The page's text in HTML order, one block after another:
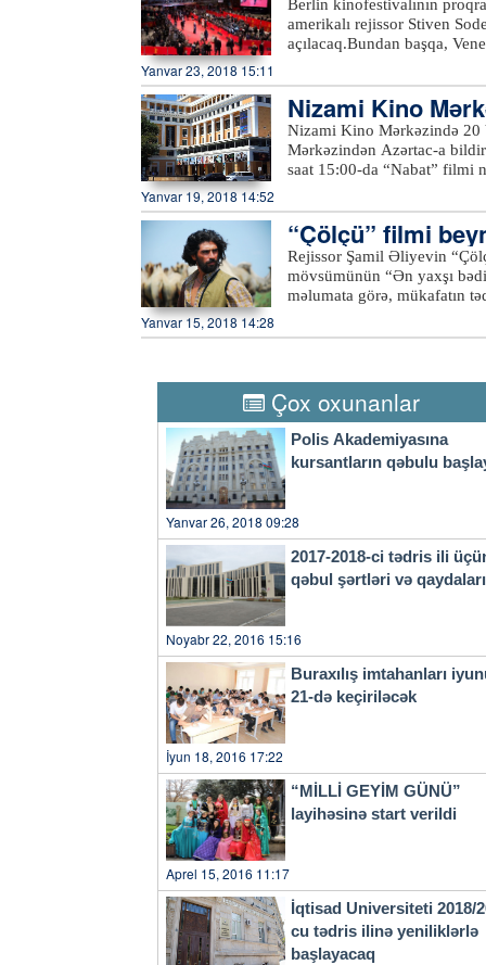
“Edinqburq sərhədində üç
“Məxfi dosye”,Ən yaxşı
adınla çağır”,Deniel Dey-
Berlin kinofestivalının
amerikalı rejissor Stiven
açılacaq.Bundan başqa,
məlum olub, onlardan 19-u
kinofestivalı fevralın 15-
Yanvar 23, 2018 15:11
Nizami Kino
Nizami Kino Mərkəzində 20
Mərkəzindən Azərtac-a
saat 15:00-da “Nabat” filmi
Qarabağ müharibəsindən
qəhrəmanı Nabat xala
Kəndin olan-qalan sakinləri
Nabat isə xəstə həyat
qəhrəman qadın kəndin
lampaların işığını görən
Yanvar 19, 2018 14:52
“Çölçü” filmi
Rejissor Şamil Əliyevin
mövsümünün “Ən yaxşı
məlumata görə, mükafatın
“Azərbaycanfilm”
İbrahim Aminovdur.
başqaları
Yanvar 15, 2018 14:28
Çox oxunanlar
Polis Akademiyasına
kursantların qəbulu
Yanvar 26, 2018 09:28
2017-2018-ci tədris ili
qəbul şərtləri və
Noyabr 22, 2016 15:16
Buraxılış imtahanları
21-də keçiriləcək
İyun 18, 2016 17:22
“MİLLİ GEYİM GÜNÜ”
layihəsinə start verildi
Aprel 15, 2016 11:17
İqtisad Universiteti 2018/
cu tədris ilinə yeniliklərlə
başlayacaq